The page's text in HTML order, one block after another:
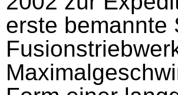
erste bemannte